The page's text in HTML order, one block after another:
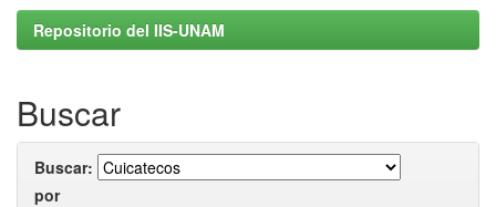
Repositorio del IIS-UNAM
Buscar
Buscar:
por